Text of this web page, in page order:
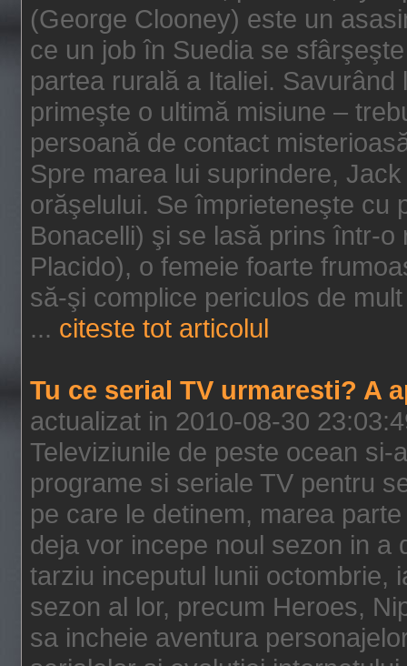
(George Clooney) este un
ce un job în Suedia se
partea rurală a Italiei.
primeşte o ultimă misiune –
persoană de contact
Spre marea lui suprindere,
orăşelului. Se împrieteneşte cu
Bonacelli) şi se lasă prins într-
Placido), o femeie foarte
să-şi complice periculos de
... citeste tot articolul
Tu ce serial TV urmaresti? A
actualizat in 2010-08-30
Televiziunile de peste ocean si-
programe si seriale TV pentru
pe care le detinem, marea
deja vor incepe noul sezon in a
tarziu inceputul lunii octombrie,
sezon al lor, precum Heroes,
sa incheie aventura